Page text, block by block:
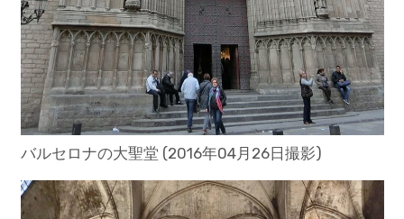
バルセロナの大聖堂 (2016年04月26日撮影)